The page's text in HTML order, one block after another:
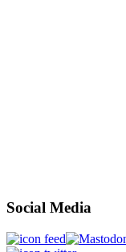
Social Media